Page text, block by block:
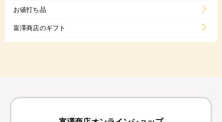
お値打ち品
富澤商店のギフト